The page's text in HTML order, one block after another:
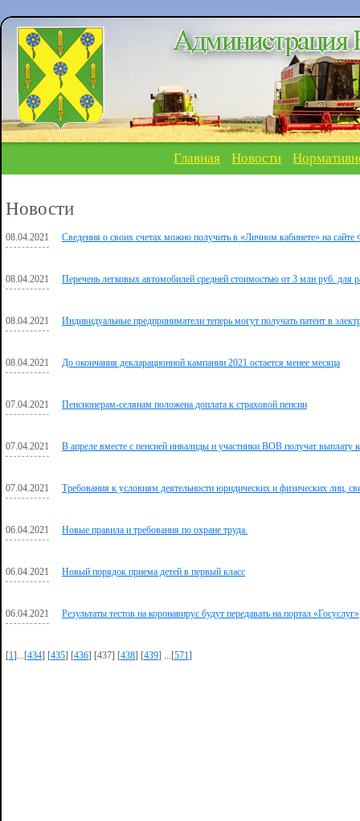
Главная Новости
Новости
08.04.2021 Сведения о своих счетах можно получить в «Личном кабинете» на
08.04.2021 Перечень легковых автомобилей средней стоимостью от 3 млн руб. для
08.04.2021 Индивидуальные предприниматели теперь могут получать патент в
08.04.2021 До окончания декларационной кампании 2021 остается менее месяца
07.04.2021 Пенсионерам-селянам положена доплата к страховой пенсии
07.04.2021 В апреле вместе с пенсией инвалиды и участники ВОВ получат
07.04.2021 Требования к условиям деятельности юридических и физических лиц,
06.04.2021 Новые правила и требования по охране труда.
06.04.2021 Новый порядок приема детей в первый класс
06.04.2021 Результаты тестов на коронавирус будут передавать на портал «Госуслуг»
[1]...[434] [435] [436] [437] [438] [439] ...[571]